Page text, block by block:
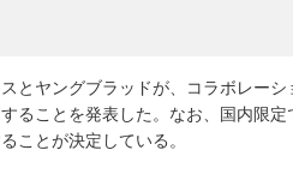
とヤングブラッドが、コラボレー
ることを発表した。なお、国内限
ことが決定している。